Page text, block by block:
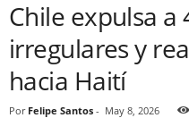
Chile expulsa
irregulares y
hacia Haití
Por Felipe Santos - May 8, 2026